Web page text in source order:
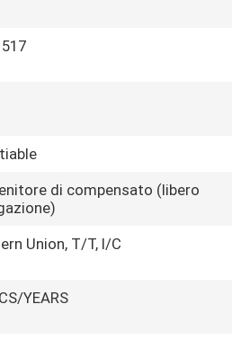
di compensato (libero
Union, T/T, l/C
YEARS